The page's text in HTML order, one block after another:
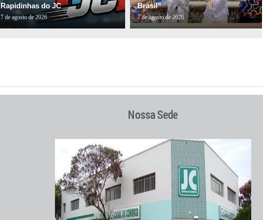
Rapidinhas do JC
7 de agosto de 2026
Brasil”
7 de agosto de 2026
Nossa Sede